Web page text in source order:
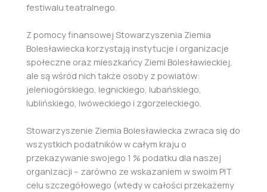
festiwalu teatralnego.
Z pomocy finansowej Stowarzyszenia Ziemia
Bolesławiecka korzystają instytucje i organizacje
społeczne oraz mieszkańcy Ziemi Bolesławieckiej,
ale są wśród nich także osoby z powiatów:
jeleniogórskiego, legnickiego, lubańskiego,
lublińskiego, lwóweckiego i zgorzeleckiego.
Stowarzyszenie Ziemia Bolesławiecka zwraca się do
wszystkich podatników w całym kraju o
przekazywanie swojego 1 % podatku dla naszej
organizacji – zarówno ze wskazaniem w swoim PIT
celu szczegółowego (wtedy w całości przekażemy